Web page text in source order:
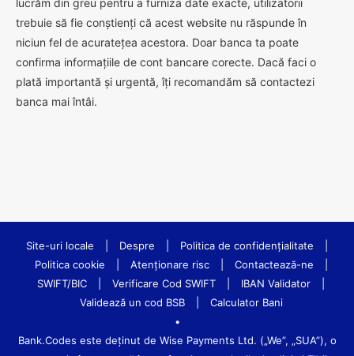
lucrăm din greu pentru a furniza date exacte, utilizatorii
trebuie să fie conștienți că acest website nu răspunde în
niciun fel de acuratețea acestora. Doar banca ta poate
confirma informațiile de cont bancare corecte. Dacă faci o
plată importantă și urgentă, îți recomandăm să contactezi
banca mai întâi.
Site-uri locale Despre Politica de confidenţialitate
Politica cookie
Atenționare risc Contactează-ne
SWIFT/BIC
Verificare Cod SWIFT IBAN Validator
Validează un cod BSB
Calculator Bani
•
Bank.Codes este deținut de Wise Payments Ltd. („We”, „SUA”), o